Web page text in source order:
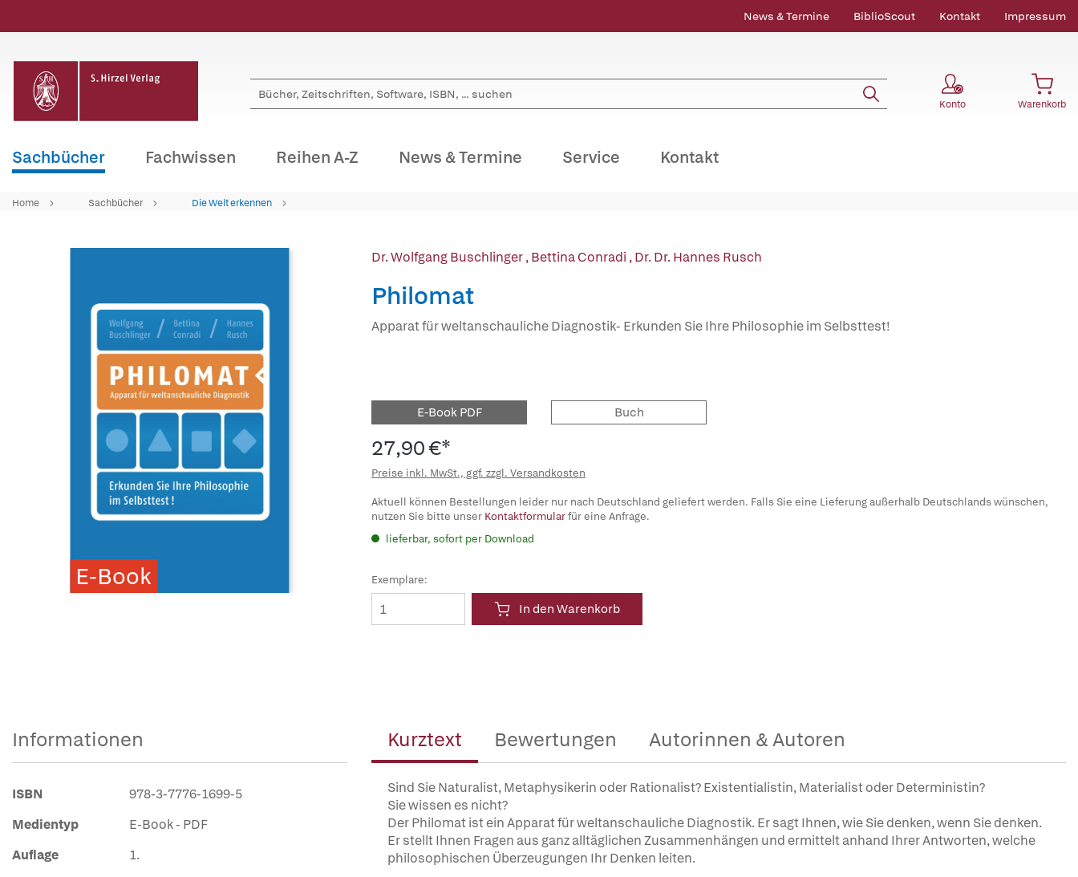
News & Termine BiblioScout Kontakt Impressum
Konto Warenkorb
Sachbücher Fachwissen Reihen A-Z News & Termine Service Kontakt
Home Sachbücher Die Welt erkennen
E-Book
Dr. Wolfgang Buschlinger,Bettina Conradi,Dr. Dr. Hannes Rusch
Philomat
Apparat für weltanschauliche Diagnostik- Erkunden Sie Ihre Philosophie im Selbsttest!
E-Book PDF Buch
27,90 €*
Preise inkl. MwSt., ggf. zzgl. Versandkosten
Aktuell können Bestellungen leider nur nach Deutschland geliefert werden. Falls Sie eine Lieferung außerhalb Deutschlands wünschen,
nutzen Sie bitte unser Kontaktformularfür eine Anfrage.
lieferbar, sofort per Download
Exemplare:
In den Warenkorb
Kurztext Bewertungen Autorinnen & Autoren
Sind Sie Naturalist, Metaphysikerin oder Rationalist? Existentialistin, Materialist oder Deterministin?
Sie wissen es nicht?
Der Philomat ist ein Apparat für weltanschauliche Diagnostik. Er sagt Ihnen, wie Sie denken, wenn Sie denken.
Er stellt Ihnen Fragen aus ganz alltäglichen Zusammenhängen und ermittelt anhand Ihrer Antworten, welche
philosophischen Überzeugungen Ihr Denken leiten.
Informationen
ISBN
978-3-7776-1699-5
Medientyp
E-Book - PDF
Auflage
1.